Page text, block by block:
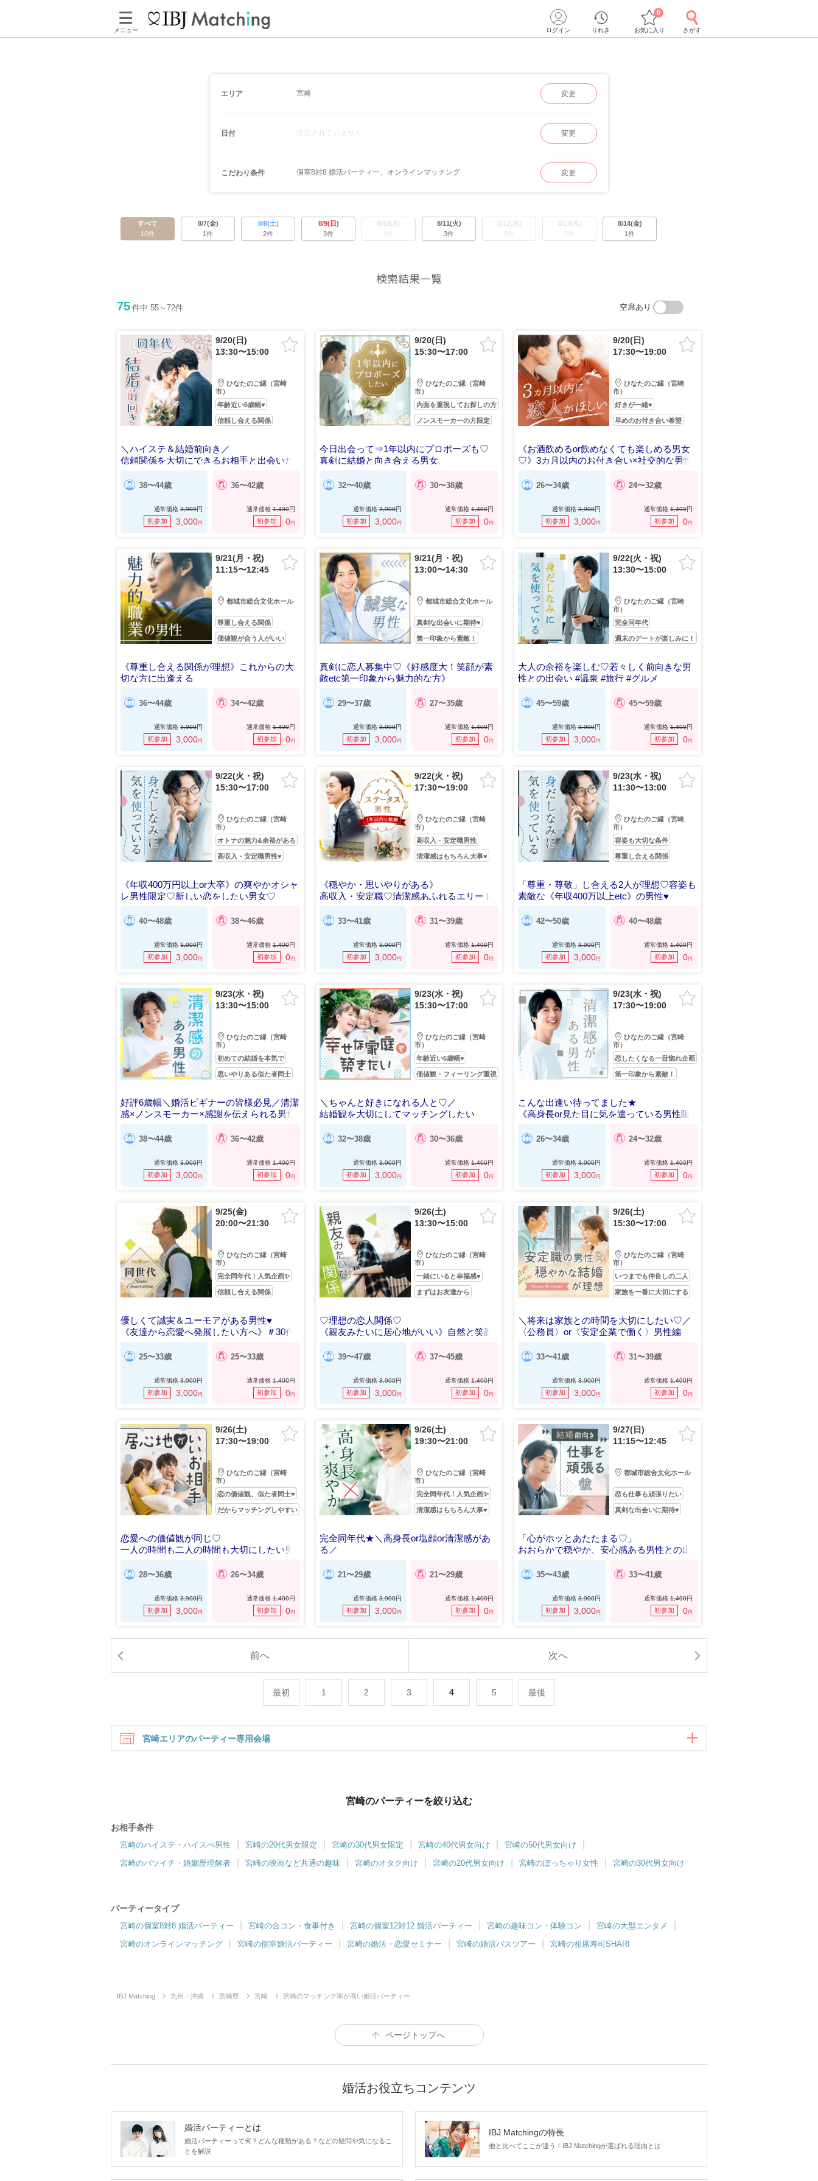
メニュー ログイン りれき お気に入り
0
さがす
エリア 宮崎 変更
日付 指定されていません 変更
こだわり条件 個室8対8 婚活パーティー、オンラインマッチング 変更
すべて
10件
8/7(金)
1件
8/8(土)
2件
8/9(日)
3件
8/10(月)
0件
8/11(火)
3件
8/12(水)
0件
8/13(木)
0件
8/14(金)
1件
検索結果一覧
75 件中 55～72件 空席あり
9/20(日)
13:30〜15:00
ひなたのご縁（宮崎
市）
年齢近い6歳幅♥
信頼し合える関係
＼ハイステ＆結婚前向き／
信頼関係を大切にできるお相手と出会いた
38〜44歳
通常価格3,900円
初参加 3,000円
36〜42歳
通常価格1,400円
初参加 0円
9/20(日)
15:30〜17:00
ひなたのご縁（宮崎
市）
内面を重視してお探しの方
ノンスモーカーの方限定
今日出会って⇒1年以内にプロポーズも♡
真剣に結婚と向き合える男女
32〜40歳
通常価格 3,900円
初参加 3,000円
30〜38歳
通常価格1,400円
初参加 0円
9/20(日)
17:30〜19:00
ひなたのご縁（宮崎
市）
好きが一緒♥
早めのお付き合い希望
《お酒飲めるor飲めなくても楽しめる男女
♡》3カ月以内のお付き合い×社交的な男性
26〜34歳
通常価格3,900円
初参加 3,000円
24〜32歳
通常価格 1,400円
初参加 0円
9/21(月・祝)
11:15〜12:45
都城市総合文化ホール
尊重し合える関係
価値観が合う人がいい
《尊重し合える関係が理想》これからの大
切な方に出逢える
36〜44歳
通常価格3,900円
初参加 3,000円
34〜42歳
通常価格1,400円
初参加 0円
9/21(月・祝)
13:00〜14:30
都城市総合文化ホール
真剣な出会いに期待♥
第一印象から素敵！
真剣に恋人募集中♡《好感度大！笑顔が素
敵etc第一印象から魅力的な方》
29〜37歳
通常価格 3,900円
初参加 3,000円
27〜35歳
通常価格1,400円
初参加 0円
9/22(火・祝)
13:30〜15:00
ひなたのご縁（宮崎
市）
完全同年代
週末のデートが楽しみに！
大人の余裕を楽しむ♡若々しく前向きな男
性との出会い #温泉 #旅行 #グルメ
45〜59歳
通常価格3,900円
初参加 3,000円
45〜59歳
通常価格 1,400円
初参加 0円
9/22(火・祝)
15:30〜17:00
ひなたのご縁（宮崎
市）
オトナの魅力&余裕がある
高収入・安定職男性♥
《年収400万円以上or大卒》の爽やかオシャ
レ男性限定♡新しい恋をしたい男女♡
40〜48歳
通常価格3,900円
初参加 3,000円
38〜46歳
通常価格1,400円
初参加 0円
9/22(火・祝)
17:30〜19:00
ひなたのご縁（宮崎
市）
高収入・安定職男性
清潔感はもちろん大事♥
《穏やか・思いやりがある》
高収入・安定職♡清潔感あふれるエリート
33〜41歳
通常価格 3,900円
初参加 3,000円
31〜39歳
通常価格1,400円
初参加 0円
9/23(水・祝)
11:30〜13:00
ひなたのご縁（宮崎
市）
容姿も大切な条件
尊重し合える関係
「尊重・尊敬」し合える2人が理想♡容姿も
素敵な《年収400万以上etc》の男性♥
42〜50歳
通常価格3,900円
初参加 3,000円
40〜48歳
通常価格 1,400円
初参加 0円
9/23(水・祝)
13:30〜15:00
ひなたのご縁（宮崎
市）
初めての結婚を本気で
思いやりある似た者同士
好評6歳幅＼婚活ビギナーの皆様必見／清潔
感×ノンスモーカー×感謝を伝えられる男性
38〜44歳
通常価格3,900円
初参加 3,000円
36〜42歳
通常価格1,400円
初参加 0円
9/23(水・祝)
15:30〜17:00
ひなたのご縁（宮崎
市）
年齢近い6歳幅♥
価値観・フィーリング重視
＼ちゃんと好きになれる人と♡／
結婚観を大切にしてマッチングしたい
32〜38歳
通常価格 3,900円
初参加 3,000円
30〜36歳
通常価格1,400円
初参加 0円
9/23(水・祝)
17:30〜19:00
ひなたのご縁（宮崎
市）
恋したくなる一目惚れ企画
第一印象から素敵！
こんな出逢い待ってました★
《高身長or見た目に気を遣っている男性限
26〜34歳
通常価格3,900円
初参加 3,000円
24〜32歳
通常価格 1,400円
初参加 0円
9/25(金)
20:00〜21:30
ひなたのご縁（宮崎
市）
完全同年代！人気企画✨
信頼し合える関係
優しくて誠実＆ユーモアがある男性♥
《友達から恋愛へ発展したい方へ》＃30代
25〜33歳
通常価格3,900円
初参加 3,000円
25〜33歳
通常価格1,400円
初参加 0円
9/26(土)
13:30〜15:00
ひなたのご縁（宮崎
市）
一緒にいると幸福感♥
まずはお友達から
♡理想の恋人関係♡
《親友みたいに居心地がいい》自然と笑顔
39〜47歳
通常価格 3,900円
初参加 3,000円
37〜45歳
通常価格1,400円
初参加 0円
9/26(土)
15:30〜17:00
ひなたのご縁（宮崎
市）
いつまでも仲良しの二人
家族を一番に大切にする
＼将来は家族との時間を大切にしたい♡／
〈公務員〉or〈安定企業で働く〉男性編
33〜41歳
通常価格3,900円
初参加 3,000円
31〜39歳
通常価格 1,400円
初参加 0円
9/26(土)
17:30〜19:00
ひなたのご縁（宮崎
市）
恋の価値観、似た者同士♥
だからマッチングしやすい
恋愛への価値観が同じ♡
一人の時間も二人の時間も大切にしたい男
28〜36歳
通常価格3,900円
初参加 3,000円
26〜34歳
通常価格1,400円
初参加 0円
9/26(土)
19:30〜21:00
ひなたのご縁（宮崎
市）
完全同年代！人気企画✨
清潔感はもちろん大事♥
完全同年代★＼高身長or塩顔or清潔感があ
る／
21〜29歳
通常価格 3,900円
初参加 3,000円
21〜29歳
通常価格1,400円
初参加 0円
9/27(日)
11:15〜12:45
都城市総合文化ホール
恋も仕事も頑張りたい
真剣な出会いに期待♥
「心がホッとあたたまる♡」
おおらかで穏やか、安心感ある男性との出
35〜43歳
通常価格3,900円
初参加 3,000円
33〜41歳
通常価格 1,400円
初参加 0円
前へ 次へ
最初 1 2 3 4 5 最後
宮崎エリアのパーティー専用会場
ひなたのご縁（宮崎市）
にしよう！
都城市総合文化ホール
Matching都城！
宮崎のパーティーを絞り込む
お相手条件
宮崎のハイステ・ハイスぺ男性 宮崎の20代男女限定 宮崎の30代男女限定 宮崎の40代男女向け
宮崎の50代男女向け
宮崎のバツイチ・婚姻歴理解者
宮崎の映画など共通の趣味 宮崎のオタク向け 宮崎の20代男女向け 宮崎のぽっちゃり女性 宮崎の30代男女向け
パーティータイプ
宮崎の個室8対8 婚活パーティー 宮崎の合コン・食事付き 宮崎の個室12対12 婚活パーティー 宮崎の趣味コン・体験コン
宮崎の大型エンタメ
宮崎のオンラインマッチング
宮崎の個室婚活パーティー 宮崎の婚活・恋愛セミナー 宮崎の婚活バスツアー 宮崎の相席寿司SHARI
IBJ Matching 九州・沖縄 宮崎県 宮崎 宮崎のマッチング率が高い婚活パーティー
ページトップへ
婚活お役立ちコンテンツ
婚活パーティーとは
婚活パーティーって何？どんな種類がある？などの疑問や気になるこ
とを解説
IBJ Matchingの特長
他と比べてここが違う！IBJ Matchingが選ばれる理由とは